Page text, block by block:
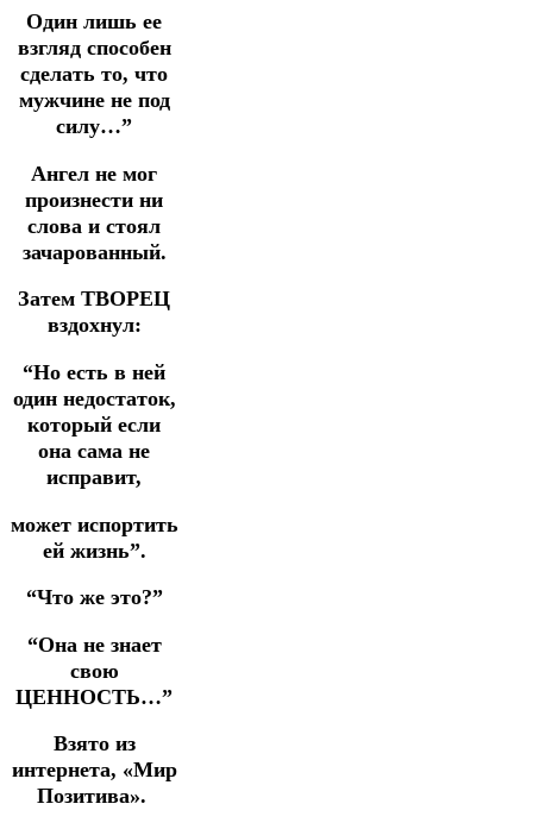
Один лишь ее
взгляд способен
сделать то, что
мужчине не под
силу…”
Ангел не мог
произнести ни
слова и стоял
зачарованный.
Затем ТВОРЕЦ
вздохнул:
“Но есть в ней
один недостаток,
который если
она сама не
исправит,
может испортить
ей жизнь”.
“Что же это?”
“Она не знает
свою
ЦЕННОСТЬ…”
Взято из
интернета, «Мир
Позитива».